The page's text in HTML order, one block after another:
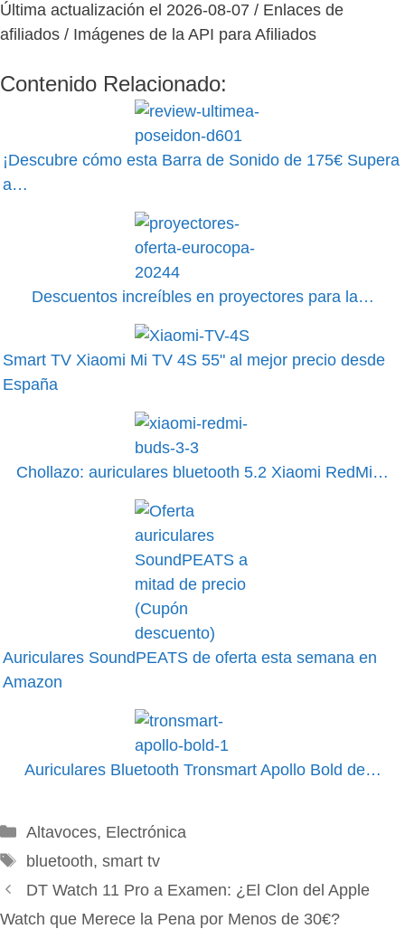
Última actualización el 2026-08-07 / Enlaces de
afiliados / Imágenes de la API para Afiliados
Contenido Relacionado:
¡Descubre cómo esta Barra de Sonido de 175€ Supera
a…
Descuentos increíbles en proyectores para la…
Smart TV Xiaomi Mi TV 4S 55" al mejor precio desde
España
Chollazo: auriculares bluetooth 5.2 Xiaomi RedMi…
Auriculares SoundPEATS de oferta esta semana en
Amazon
Auriculares Bluetooth Tronsmart Apollo Bold de…
Categorías
Altavoces, Electrónica
Etiquetas
bluetooth, smart tv
DT Watch 11 Pro a Examen: ¿El Clon del Apple
Watch que Merece la Pena por Menos de 30€?